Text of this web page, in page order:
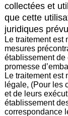
collectées et
que cette
juridiques
Le traitement est
mesures
établissement de
promesse
Le traitement est
légale, (Pour les
et de leurs
établissement
correspondance